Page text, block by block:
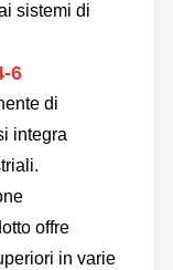
sistemi di
6
di
integra
offre
in varie